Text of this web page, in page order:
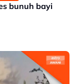
bunuh bayi